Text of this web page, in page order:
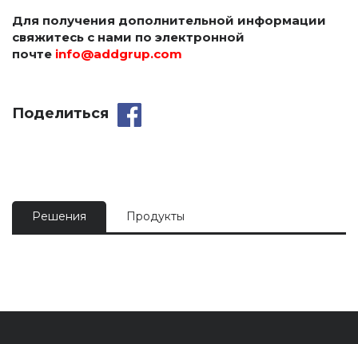
Для получения дополнительной информации
свяжитесь с нами по электронной
почте info@addgrup.com
Поделиться
Решения Продукты